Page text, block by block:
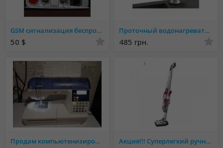
GSM сигнализация беспроводная BSE-950 (GSM 10A комплект)
50 $
Проточный водонагреватель Delimano электрический на кран смеситель бойлер
485 грн.
Продам компьютенизированную машину Акция!!! Суперлегкий ручной пылесос Rowenta Air Force Estrime Silente